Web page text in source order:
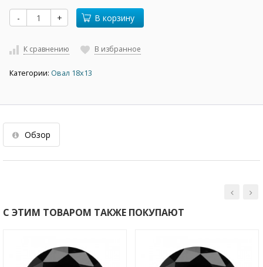
- + В корзину
К сравнению В избранное
Категории: Овал 18х13
Обзор
С ЭТИМ ТОВАРОМ ТАКЖЕ ПОКУПАЮТ